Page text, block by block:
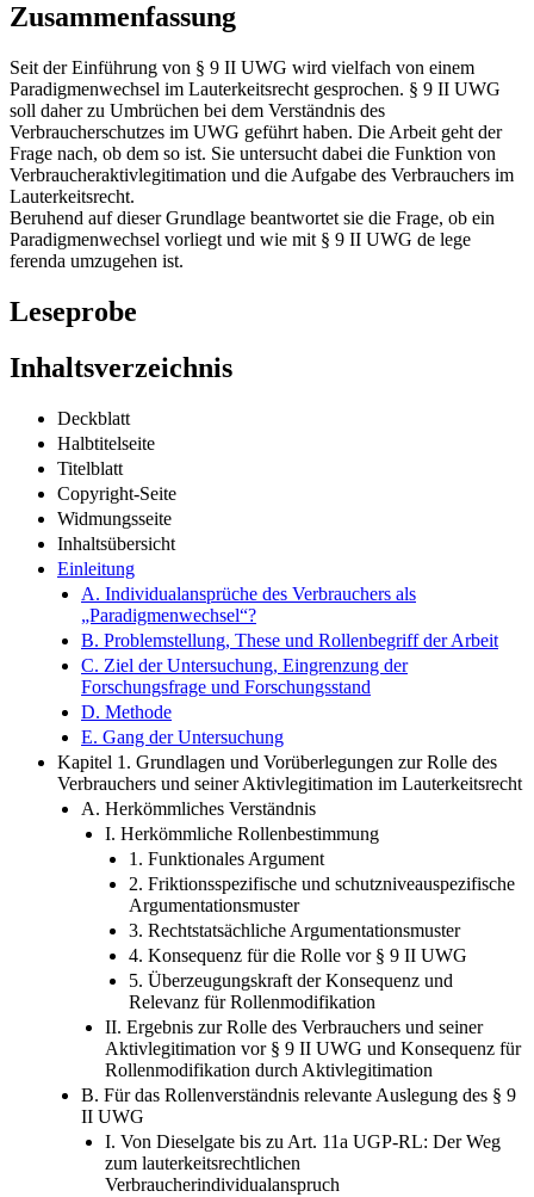
Zusammenfassung
Seit der Einführung von § 9 II UWG wird vielfach von einem
Paradigmenwechsel im Lauterkeitsrecht gesprochen. § 9 II UWG
soll daher zu Umbrüchen bei dem Verständnis des
Verbraucherschutzes im UWG geführt haben. Die Arbeit geht der
Frage nach, ob dem so ist. Sie untersucht dabei die Funktion von
Verbraucheraktivlegitimation und die Aufgabe des Verbrauchers im
Lauterkeitsrecht.
Beruhend auf dieser Grundlage beantwortet sie die Frage, ob ein
Paradigmenwechsel vorliegt und wie mit § 9 II UWG de lege
ferenda umzugehen ist.
Leseprobe
Inhaltsverzeichnis
Deckblatt
Halbtitelseite
Titelblatt
Copyright-Seite
Widmungsseite
Inhaltsübersicht
Einleitung
A. Individualansprüche des Verbrauchers als
„Paradigmenwechsel“?
B. Problemstellung, These und Rollenbegriff der Arbeit
C. Ziel der Untersuchung, Eingrenzung der
Forschungsfrage und Forschungsstand
D. Methode
E. Gang der Untersuchung
Kapitel 1. Grundlagen und Vorüberlegungen zur Rolle des
Verbrauchers und seiner Aktivlegitimation im Lauterkeitsrecht
A. Herkömmliches Verständnis
I. Herkömmliche Rollenbestimmung
1. Funktionales Argument
2. Friktionsspezifische und schutzniveauspezifische
Argumentationsmuster
3. Rechtstatsächliche Argumentationsmuster
4. Konsequenz für die Rolle vor § 9 II UWG
5. Überzeugungskraft der Konsequenz und
Relevanz für Rollenmodifikation
II. Ergebnis zur Rolle des Verbrauchers und seiner
Aktivlegitimation vor § 9 II UWG und Konsequenz für
Rollenmodifikation durch Aktivlegitimation
B. Für das Rollenverständnis relevante Auslegung des § 9
II UWG
I. Von Dieselgate bis zu Art. 11a UGP-RL: Der Weg
zum lauterkeitsrechtlichen
Verbraucherindividualanspruch